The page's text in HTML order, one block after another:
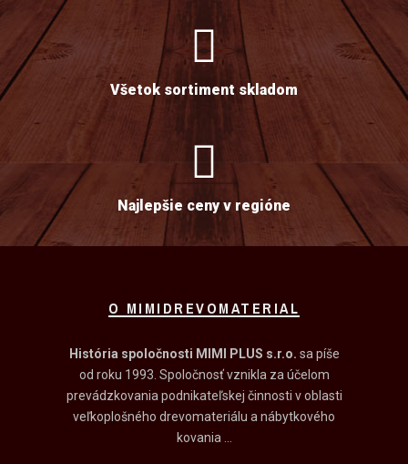
Všetok sortiment skladom
Najlepšie ceny v regióne
O MIMIDREVOMATERIAL
História spoločnosti MIMI PLUS s.r.o. sa píše
od roku 1993. Spoločnosť vznikla za účelom
prevádzkovania podnikateľskej činnosti v oblasti
veľkoplošného drevomateriálu a nábytkového
kovania ...